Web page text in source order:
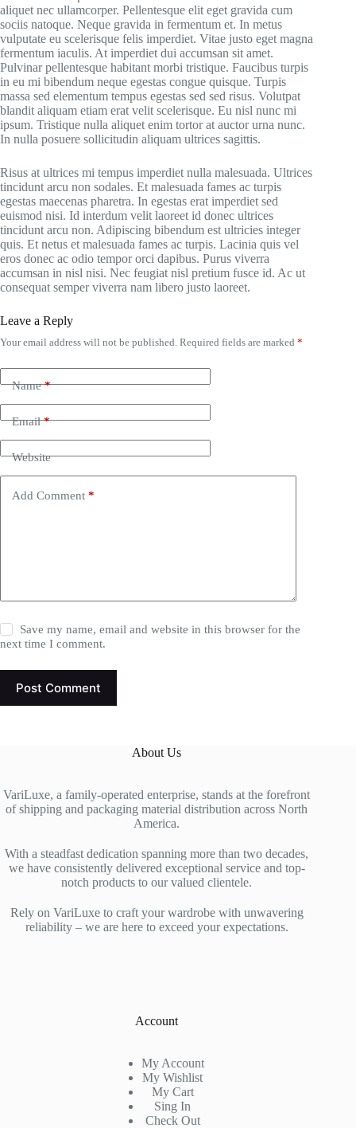
aliquet nec ullamcorper. Pellentesque elit eget gravida cum
sociis natoque. Neque gravida in fermentum et. In metus
vulputate eu scelerisque felis imperdiet. Vitae justo eget magna
fermentum iaculis. At imperdiet dui accumsan sit amet.
Pulvinar pellentesque habitant morbi tristique. Faucibus turpis
in eu mi bibendum neque egestas congue quisque. Turpis
massa sed elementum tempus egestas sed sed risus. Volutpat
blandit aliquam etiam erat velit scelerisque. Eu nisl nunc mi
ipsum. Tristique nulla aliquet enim tortor at auctor urna nunc.
In nulla posuere sollicitudin aliquam ultrices sagittis.
Risus at ultrices mi tempus imperdiet nulla malesuada. Ultrices
tincidunt arcu non sodales. Et malesuada fames ac turpis
egestas maecenas pharetra. In egestas erat imperdiet sed
euismod nisi. Id interdum velit laoreet id donec ultrices
tincidunt arcu non. Adipiscing bibendum est ultricies integer
quis. Et netus et malesuada fames ac turpis. Lacinia quis vel
eros donec ac odio tempor orci dapibus. Purus viverra
accumsan in nisl nisi. Nec feugiat nisl pretium fusce id. Ac ut
consequat semper viverra nam libero justo laoreet.
Leave a Reply
Your email address will not be published. Required fields are marked *
Name*
Email*
Website
Add Comment *
Save my name, email and website in this browser for the
next time I comment.
Post Comment
About Us
VariLuxe, a family-operated enterprise, stands at the forefront
of shipping and packaging material distribution across North
America.
With a steadfast dedication spanning more than two decades,
we have consistently delivered exceptional service and top-
notch products to our valued clientele.
Rely on VariLuxe to craft your wardrobe with unwavering
reliability – we are here to exceed your expectations.
Account
My Account
My Wishlist
My Cart
Sing In
Check Out